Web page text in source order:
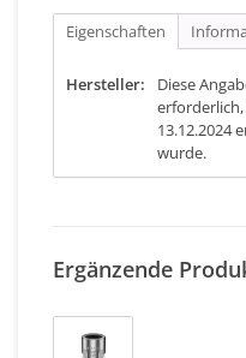
Eigenschaften
Hersteller:
Diese
13.12.2024
wurde.
Ergänzende